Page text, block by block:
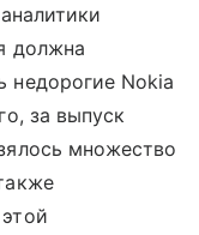
должна
недорогие Nokia
за выпуск
множество